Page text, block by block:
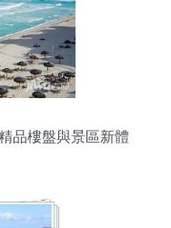
品樓盤與景區新體